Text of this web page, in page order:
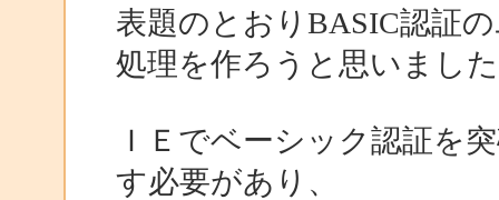
表題のとおりBASIC認証
処理を作ろうと思いまし
ＩＥでベーシック認証を
す必要があり、